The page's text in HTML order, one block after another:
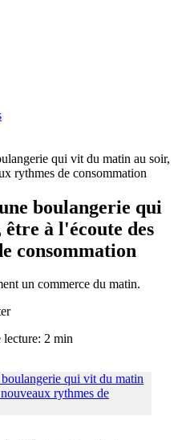
qui vit du matin au soir,
rythmes de consommation
boulangerie qui
à l'écoute des
consommation
un commerce du matin.
lecture: 2 min